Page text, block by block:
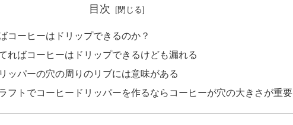
目次
コーヒーはドリップできるのか？
ればコーヒーはドリップできるけども漏れる
ッパーの穴の周りのリブには意味がある
フトでコーヒードリッパーを作るならコーヒーが穴の大きさが重要